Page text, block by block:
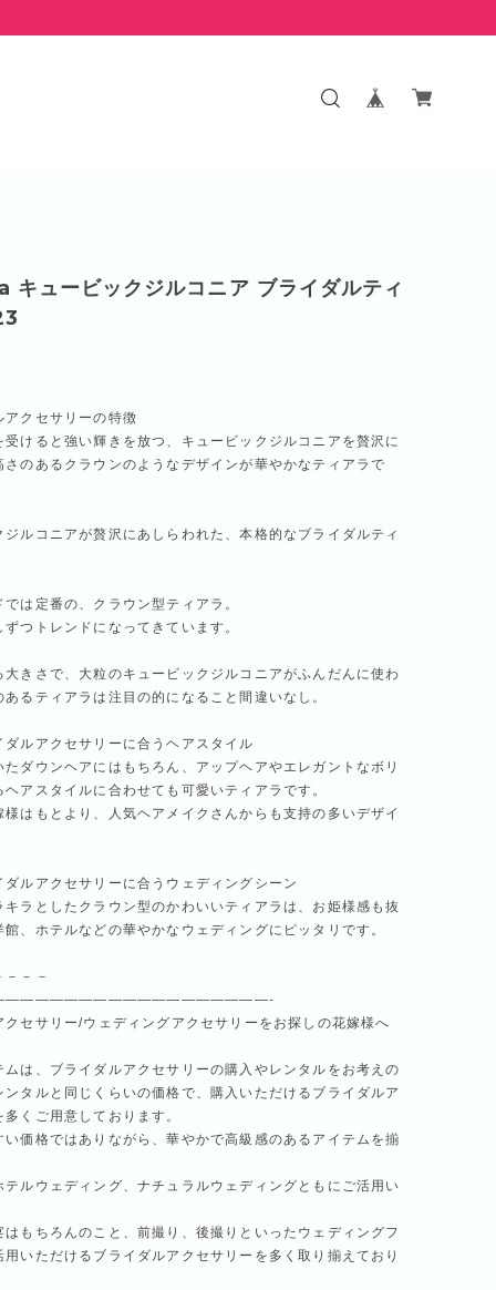
ュービックジルコニア ブライダルティ
クセサリーの特徴
受けると強い輝きを放つ、キュービックジルコニアを贅沢に
さのあるクラウンのようなデザインが華やかなティアラで
ジルコニアが贅沢にあしらわれた、本格的なブライダルティ
は定番の、クラウン型ティアラ。
つトレンドになってきています。
大きさで、大粒のキュービックジルコニアがふんだんに使わ
るティアラは注目の的になること間違いなし。
ルアクセサリーに合うヘアスタイル
たダウンヘアにはもちろん、アップヘアやエレガントなボリ
アスタイルに合わせても可愛いティアラです。
様はもとより、人気ヘアメイクさんからも支持の多いデザイ
ルアクセサリーに合うウェディングシーン
キラとしたクラウン型のかわいいティアラは、お姫様感も抜
館、ホテルなどの華やかなウェディングにピッタリです。
－－
クセサリー/ウェディングアクセサリーをお探しの花嫁様へ
ムは、ブライダルアクセサリーの購入やレンタルをお考えの
ンタルと同じくらいの価格で、購入いただけるブライダルア
くご用意しております。
い価格ではありながら、華やかで高級感のあるアイテムを揃
テルウェディング、ナチュラルウェディングともにご活用い
はもちろんのこと、前撮り、後撮りといったウェディングフ
用いただけるブライダルアクセサリーを多く取り揃えており